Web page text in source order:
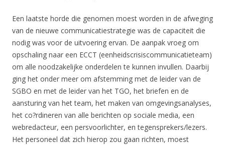
Een laatste horde die genomen moest worden in de afweging
van de nieuwe communicatiestrategie was de capaciteit die
nodig was voor de uitvoering ervan. De aanpak vroeg om
opschaling naar een ECCT (eenheidscrisiscommunicatieteam)
om alle noodzakelijke onderdelen te kunnen invullen. Daarbij
ging het onder meer om afstemming met de leider van de
SGBO en met de leider van het TGO, het briefen en de
aansturing van het team, het maken van omgevingsanalyses,
het co?rdineren van alle berichten op sociale media, een
webredacteur, een persvoorlichter, en tegensprekers/lezers.
Het personeel dat zich hierop zou gaan richten, moest